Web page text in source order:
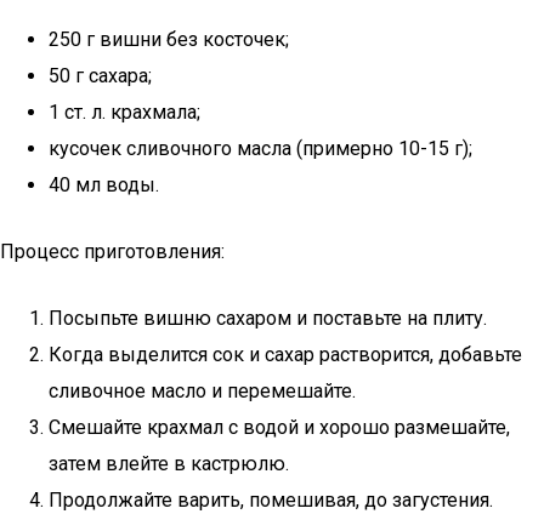
250 г вишни без косточек;
50 г сахара;
1 ст. л. крахмала;
кусочек сливочного масла (примерно 10-15 г);
40 мл воды.
Процесс приготовления:
Посыпьте вишню сахаром и поставьте на плиту.
Когда выделится сок и сахар растворится, добавьте
сливочное масло и перемешайте.
Смешайте крахмал с водой и хорошо размешайте,
затем влейте в кастрюлю.
Продолжайте варить, помешивая, до загустения.